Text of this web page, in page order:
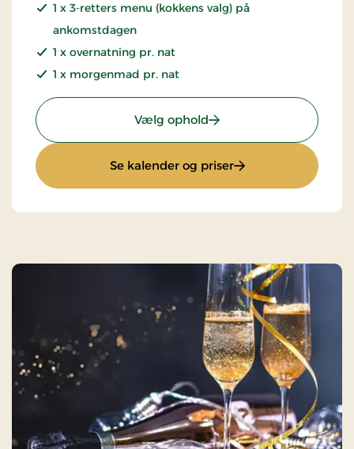
1 x 3-retters menu (kokkens valg) på
ankomstdagen
1 x overnatning pr. nat
1 x morgenmad pr. nat
Vælg ophold: Miniferie - minimum 2
Se kalender og priser: Miniferie -